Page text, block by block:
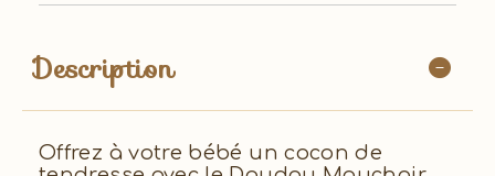
Description
Offrez à votre bébé un cocon de